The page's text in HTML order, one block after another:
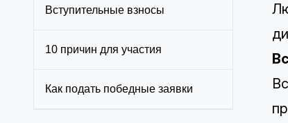
Вступительные взносы
10 причин для участия
Как подать победные заявки